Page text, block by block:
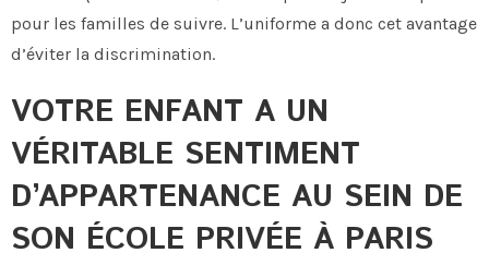
pour les familles de suivre. L’uniforme a donc cet avantage
d’éviter la discrimination.
VOTRE ENFANT A UN
VÉRITABLE SENTIMENT
D’APPARTENANCE AU SEIN DE
SON ÉCOLE PRIVÉE À PARIS